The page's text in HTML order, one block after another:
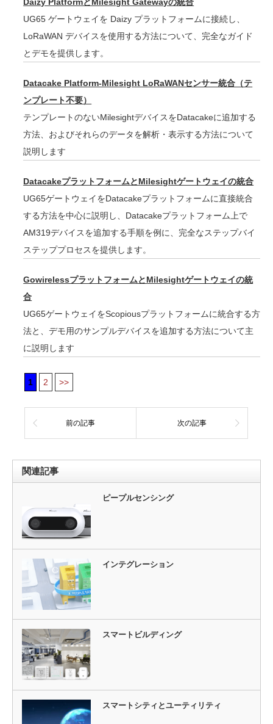
UG65 ゲートウェイを Daizy プラットフォームに接続し、
LoRaWAN デバイスを使用する方法について、完全なガイド
とデモを提供します。
Datacake Platform-Milesight LoRaWANセンサー統合（テ
ンプレート不要）
テンプレートのないMilesightデバイスをDatacakeに追加する
方法、およびそれらのデータを解析・表示する方法について
説明します
DatacakeプラットフォームとMilesightゲートウェイの統合
UG65ゲートウェイをDatacakeプラットフォームに直接統合
する方法を中心に説明し、Datacakeプラットフォーム上で
AM319デバイスを追加する手順を例に、完全なステップバイ
ステッププロセスを提供します。
GowirelessプラットフォームとMilesightゲートウェイの統
合
UG65ゲートウェイをScopiousプラットフォームに統合する方
法と、デモ用のサンプルデバイスを追加する方法について主
に説明します
1 2 >>
前の記事 次の記事
関連記事
ピープルセンシング
インテグレーション
スマートビルディング
スマートシティとユーティリティ